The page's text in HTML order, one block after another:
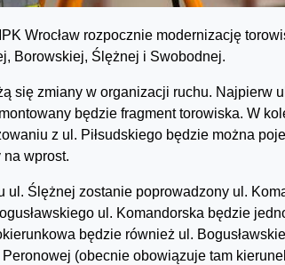
Wrocław rozpocznie modernizację
Borowskiej, Ślężnej i Swobodnej.
się zmiany w organizacji ruchu. Najpierw
będzie fragment torowiska. W
z ul. Piłsudskiego będzie można
wprost.
ul. Ślężnej zostanie poprowadzony ul.
ul. Komandorska będzie
będzie również ul.
(obecnie obowiązuje tam